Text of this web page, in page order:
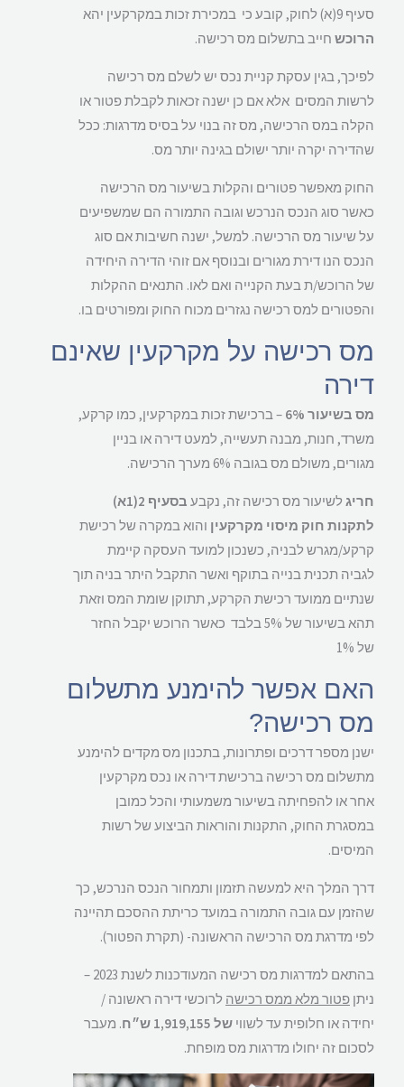
סעיף 9(א) לחוק, קובע כי במכירת זכות במקרקעין יהא
הרוכשחייב בתשלום מס רכישה.
לפיכך, בגין עסקת קניית נכס יש לשלם מס רכישה
לרשות המסים אלא אם כן ישנה זכאות לקבלת פטור או
הקלה במס הרכישה, מס זה בנוי על בסיס מדרגות: ככל
שהדירה יקרה יותר ישולם בגינה יותר מס.
החוק מאפשר פטורים והקלות בשיעור מס הרכישה
כאשר סוג הנכס הנרכש וגובה התמורה הם שמשפיעים
על שיעור מס הרכישה. למשל, ישנה חשיבות אם סוג
הנכס הנו דירת מגורים ובנוסף אם זוהי הדירה היחידה
של הרוכש/ת בעת הקנייה ואם לאו. התנאים ההקלות
והפטורים למס רכישה נגזרים מכוח החוק ומפורטים בו.
מס רכישה על מקרקעין שאינם
דירה
מס בשיעור 6%
– ברכישת זכות במקרקעין, כמו קרקע,
משרד, חנות, מבנה תעשייה, למעט דירה או בניין
מגורים, משולם מס בגובה 6% מערך הרכישה.
חריגלשיעור מס רכישה זה, נקבע
בסעיף 2(1א)
לתקנות חוק מיסוי מקרקעיןוהוא במקרה של רכישת
קרקע/מגרש לבניה, כשנכון למועד העסקה קיימת
לגביה תכנית בנייה בתוקף ואשר התקבל היתר בניה תוך
שנתיים ממועד רכישת הקרקע, תתוקן שומת המס וזאת
תהא בשיעור של 5% בלבד כאשר הרוכש יקבל החזר
של 1%
האם אפשר להימנע מתשלום
מס רכישה?
ישנן מספר דרכים ופתרונות, בתכנון מס מקדים להימנע
מתשלום מס רכישה ברכישת דירה או נכס מקרקעין
אחר או להפחיתה בשיעור משמעותי והכל כמובן
במסגרת החוק, התקנות והוראות הביצוע של רשות
המיסים.
דרך המלך היא למעשה תזמון ותמחור הנכס הנרכש, כך
שהזמן עם גובה התמורה במועד כריתת ההסכם תהיינה
לפי מדרגת מס הרכישה הראשונה- (תקרת הפטור).
בהתאם למדרגות מס רכישה המעודכנות לשנת 2023 –
ניתןפטור מלא ממס רכישהלרוכשי דירה ראשונה /
יחידה או חלופית עד לשווישל 1,919,155 ש״ח
. מעבר
לסכום זה יחולו מדרגות מס מופחת.